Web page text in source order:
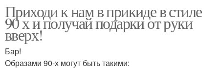
Приходи к нам в прикиде в стиле
90 х и получай подарки от руки
вверх!
Бар!
Образами 90-х могут быть такими: